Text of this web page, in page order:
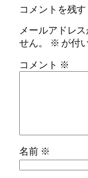
コメントを残す
メールアドレ
せん。
※ が付
コメント ※
名前 ※